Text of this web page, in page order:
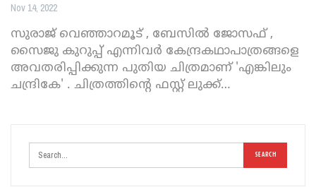
Nov 14, 2022
സുരാജ് വെഞ്ഞാറമൂട് , ബേസില്‍ ജോസഫ് ,
സൈജു കുറുപ്പ് എന്നിവര്‍ കേന്ദ്രകഥാപാത്രങ്ങളെ
അവതരിപ്പിക്കുന്ന പുതിയ ചിത്രമാണ് 'എങ്കിലും
ചന്ദ്രികേ' . ചിത്രത്തിന്റെ ഫസ്റ്റ് ലുക്ക്…